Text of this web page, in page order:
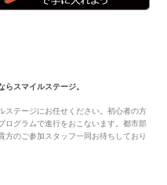
スマイルステージ。
ステージにお任せください。初心者の方
ログラムで進行をおこないます。都市部
方のご参加スタッフ一同お待ちしており